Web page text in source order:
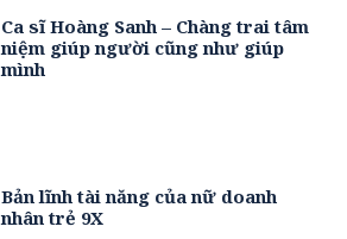
Ca sĩ Hoàng Sanh – Chàng trai tâm
niệm giúp người cũng như giúp
mình
Bản lĩnh tài năng của nữ doanh
nhân trẻ 9X